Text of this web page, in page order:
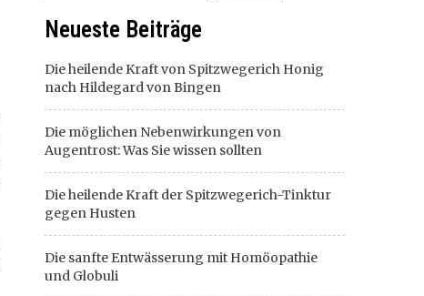
Neueste Beiträge
Die heilende Kraft von Spitzwegerich Honig
nach Hildegard von Bingen
Die möglichen Nebenwirkungen von
Augentrost: Was Sie wissen sollten
Die heilende Kraft der Spitzwegerich-Tinktur
gegen Husten
Die sanfte Entwässerung mit Homöopathie
und Globuli